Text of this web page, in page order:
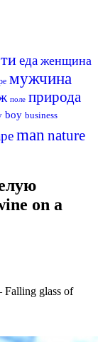
еда женщина
мужчина
поле природа
boy business
man nature
on a
glass of